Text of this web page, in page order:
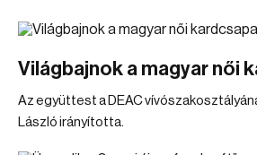
Világbajnok a magyar női
Az együttest a DEAC
László irányította.